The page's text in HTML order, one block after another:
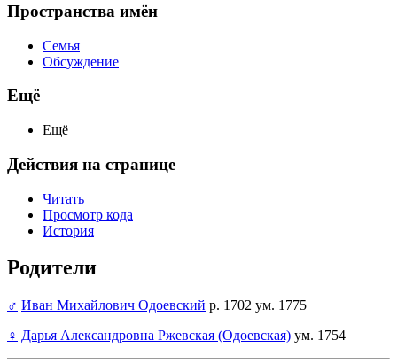
Пространства имён
Семья
Обсуждение
Ещё
Ещё
Действия на странице
Читать
Просмотр кода
История
Родители
♂ Иван Михайлович Одоевский р. 1702 ум. 1775
♀ Дарья Александровна Ржевская (Одоевская) ум. 1754